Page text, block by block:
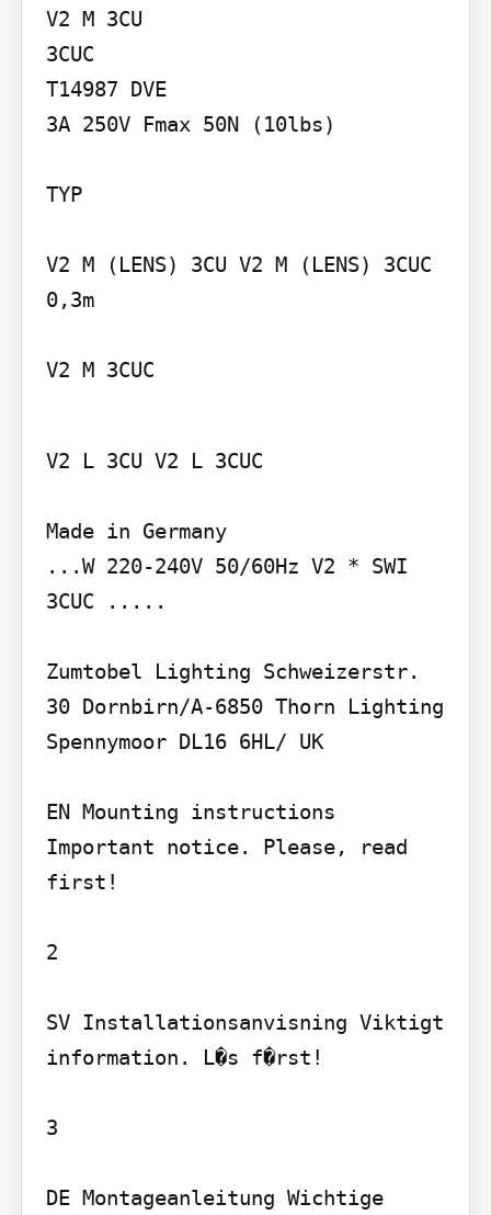
V2 M 3CU
3CUC
T14987 DVE
3A 250V Fmax 50N (10lbs)
TYP
V2 M (LENS) 3CU V2 M (LENS) 3CUC
0,3m
V2 M 3CUC
V2 L 3CU V2 L 3CUC
Made in Germany
...W 220-240V 50/60Hz V2 * SWI
3CUC .....
Zumtobel Lighting Schweizerstr.
30 Dornbirn/A-6850 Thorn Lighting
Spennymoor DL16 6HL/ UK
EN Mounting instructions
Important notice. Please, read
first!
2
SV Installationsanvisning Viktigt
information. L�s f�rst!
3
DE Montageanleitung Wichtige